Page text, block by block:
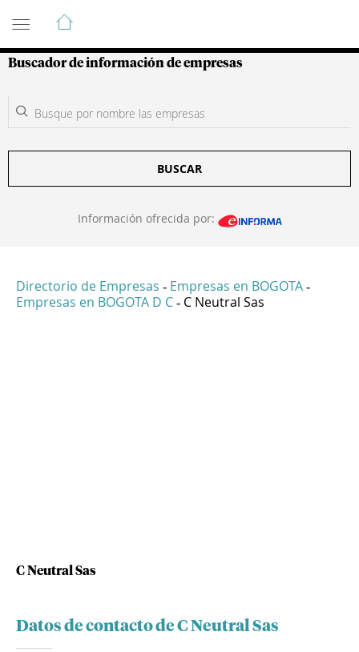
Guía de Empresas Colombianas
Buscador de información de empresas
BUSCAR
Información ofrecida por:
Directorio de Empresas - Empresas en BOGOTA -
Empresas en BOGOTA D C - C Neutral Sas
C Neutral Sas
Datos de contacto de C Neutral Sas